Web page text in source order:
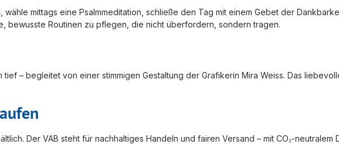
mittags eine Psalmmeditation, schließe den Tag mit einem Gebet der
bewusste Routinen zu pflegen, die nicht überfordern, sondern tragen.
– begleitet von einer stimmigen Gestaltung der Grafikerin Mira Weiss. Das
Der VAB steht für nachhaltiges Handeln und fairen Versand – mit CO₂-